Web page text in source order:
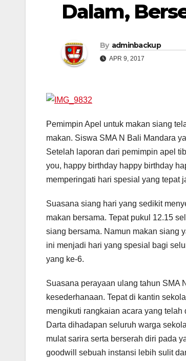
Dalam,
By adminbackup
APR 9, 2017
Pemimpin Apel untuk makan siang
makan. Siswa SMA N Bali Mandara
Setelah laporan dari pemimpin apel
you, happy birthday happy birthday
memperingati hari spesial yang tepat
Suasana siang hari yang sedikit
makan bersama. Tepat pukul 12.15
siang bersama. Namun makan siang
ini menjadi hari yang spesial bagi
yang ke-6.
Suasana perayaan ulang tahun SMA
kesederhanaan. Tepat di kantin
mengikuti rangkaian acara yang
Darta dihadapan seluruh warga
mulat sarira serta berserah diri pada
goodwill sebuah instansi lebih sulit